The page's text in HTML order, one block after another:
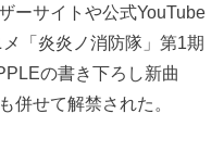
ーサイトや公式YouTube
「炎炎ノ消防隊」第1期
の書き下ろし新曲
併せて解禁された。